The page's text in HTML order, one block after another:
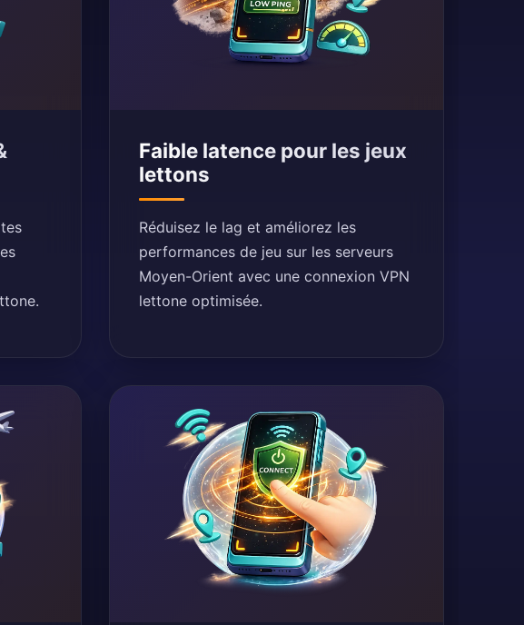
Faible latence pour les jeux
lettons
Réduisez le lag et améliorez les
performances de jeu sur les serveurs
Moyen-Orient avec une connexion VPN
lettone optimisée.